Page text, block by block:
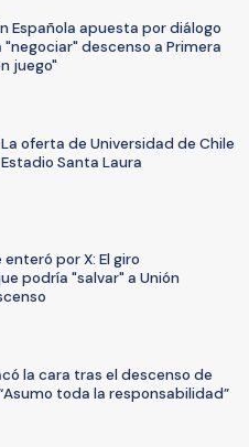
Española apuesta por diálogo
"negociar" descenso a Primera
juego"
oferta de Universidad de Chile
Santa Laura
por X: El giro
podría "salvar" a Unión
la cara tras el descenso de
toda la responsabilidad”